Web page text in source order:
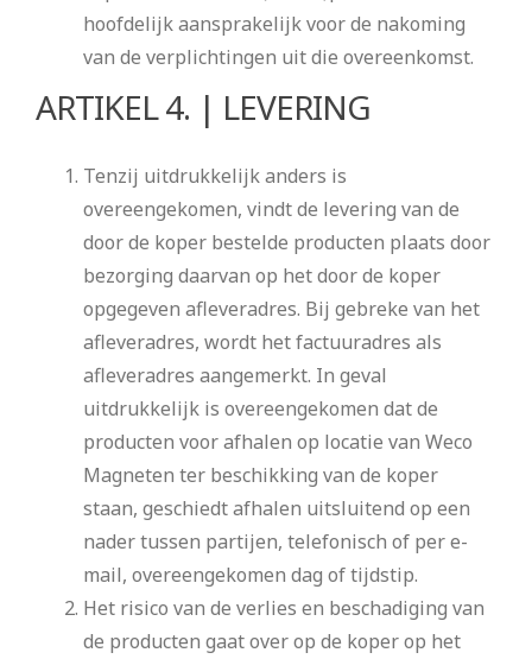
hoofdelijk aansprakelijk voor de nakoming
van de verplichtingen uit die overeenkomst.
ARTIKEL 4. | LEVERING
Tenzij uitdrukkelijk anders is
overeengekomen, vindt de levering van de
door de koper bestelde producten plaats door
bezorging daarvan op het door de koper
opgegeven afleveradres. Bij gebreke van het
afleveradres, wordt het factuuradres als
afleveradres aangemerkt. In geval
uitdrukkelijk is overeengekomen dat de
producten voor afhalen op locatie van Weco
Magneten ter beschikking van de koper
staan, geschiedt afhalen uitsluitend op een
nader tussen partijen, telefonisch of per e-
mail, overeengekomen dag of tijdstip.
Het risico van de verlies en beschadiging van
de producten gaat over op de koper op het